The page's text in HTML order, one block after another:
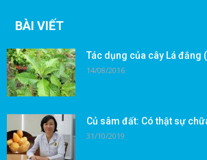
BÀI VIẾT
Tác dụng của cây Lá đắng
14/08/2016
Củ sâm đất: Có thật sự
31/10/2019